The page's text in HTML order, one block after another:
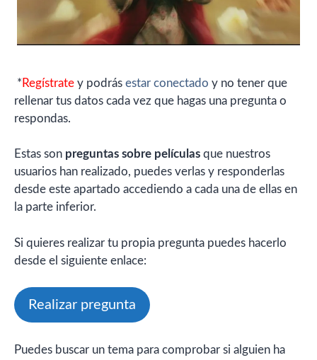
* Regístrate y podrás estar conectado y no tener que
rellenar tus datos cada vez que hagas una pregunta o
respondas.
Estas son preguntas sobre películas que nuestros
usuarios han realizado, puedes verlas y responderlas
desde este apartado accediendo a cada una de ellas en
la parte inferior.
Si quieres realizar tu propia pregunta puedes hacerlo
desde el siguiente enlace:
Realizar pregunta
Puedes buscar un tema para comprobar si alguien ha